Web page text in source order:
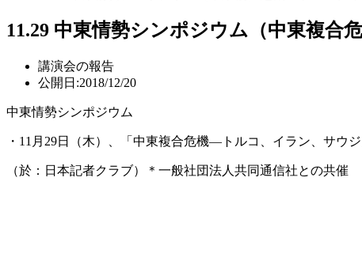
11.29 中東情勢シンポジウム（中東複
講演会の報告
公開日:2018/12/20
中東情勢シンポジウム
・11月29日（木）、「中東複合危機―トルコ、イラン、サウ
（於：日本記者クラブ）＊一般社団法人共同通信社との共催